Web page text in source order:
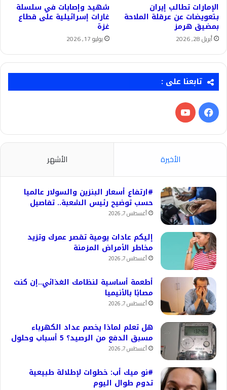
الإمارات تطالب إيران
بتعويضات عن عرقلة الملاحة
بمضيق هرمز
أبريل 28, 2026
شهيد وإصابات في سلسلة
غارات إسرائيلية على قطاع
غزة
يوليو 17, 2026
تابعنا على :
فيسبوك‫YouTube
الأخيرة الأشهر
#ارتفاع أسعار البنزين والسولار عالميا
حسب توضيح رئيس الشعبة.. تفاصيل
أغسطس 7, 2026
إليكم عادات يومية تقصر عمرك وتزيد
مخاطر الأمراض المزمنة
أغسطس 7, 2026
أطعمة أساسية لنظامك الغذائي..إن كنت
مصابًا بالأنيميا
أغسطس 7, 2026
هل تعلم لماذا يخصم عداد الكهرباء
مسبق الدفع من الرصيد؟ 5 أسباب وحلول
أغسطس 7, 2026
#نو ميك أب: خطوات لإطلالة طبيعية
تدوم طوال اليوم